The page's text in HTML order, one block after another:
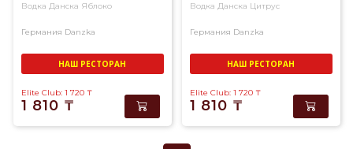
Водка Данска Яблоко
Германия Danzka
НАШ РЕСТОРАН
Elite Club: 1 720 ₸
1 810 ₸
Водка Данска Цитрус
Германия Danzka
НАШ РЕСТОРАН
Elite Club: 1 720 ₸
1 810 ₸